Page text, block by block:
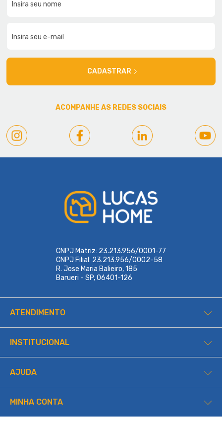
CADASTRAR
ACOMPANHE AS REDES SOCIAIS
CNPJ Matriz: 23.213.956/0001-77
CNPJ Filial: 23.213.956/0002-58
R. Jose Maria Balieiro, 185
Barueri - SP, 06401-126
ATENDIMENTO
INSTITUCIONAL
AJUDA
MINHA CONTA